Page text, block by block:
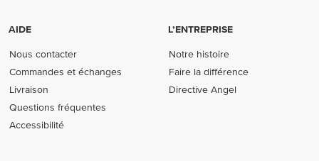
AIDE
Nous contacter
Commandes et échanges
Livraison
Questions fréquentes
Accessibilité
L’ENTREPRISE
Notre histoire
Faire la différence
Directive Angel